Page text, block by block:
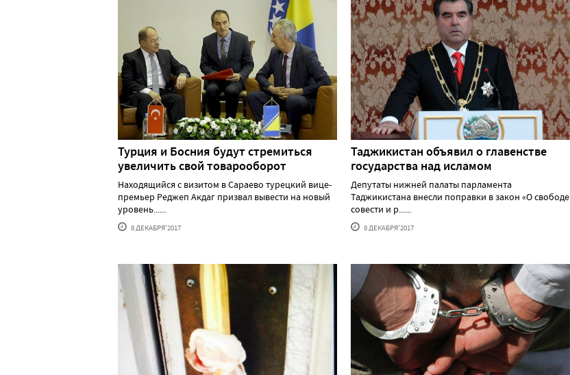
Турция и Босния будут стремиться
увеличить свой товарооборот
Находящийся с визитом в Сараево турецкий вице-
премьер Реджеп Акдаг призвал вывести на новый
уровень......
8 ДЕКАБРЯ'2017
Таджикистан объявил о главенстве
государства над исламом
Депутаты нижней палаты парламента
Таджикистана внесли поправки в закон «О свободе
совести и р......
8 ДЕКАБРЯ'2017